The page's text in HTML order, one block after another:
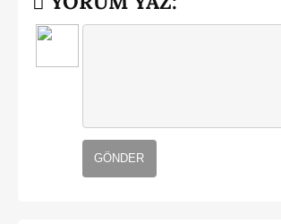
GÖNDER